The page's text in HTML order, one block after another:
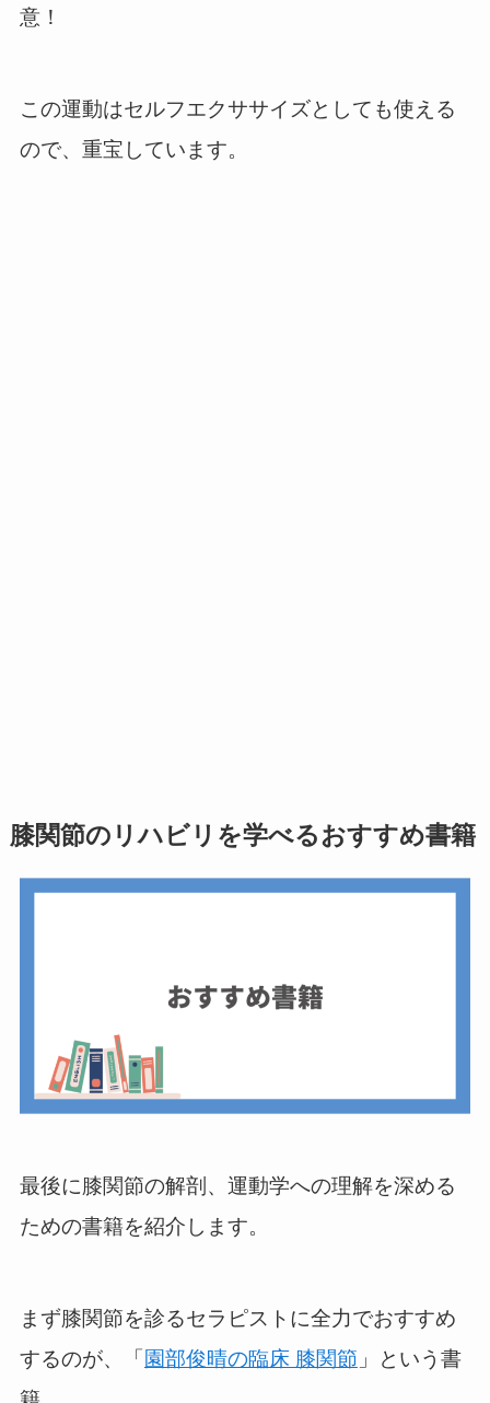
意！
この運動はセルフエクササイズとしても使える
ので、重宝しています。
膝関節のリハビリを学べるおすすめ書籍
最後に膝関節の解剖、運動学への理解を深める
ための書籍を紹介します。
まず膝関節を診るセラピストに全力でおすすめ
するのが、「 園部俊晴の臨床 膝関節 」という書